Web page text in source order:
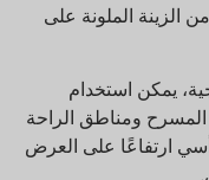
الملونة على
يمكن استخدام
ومناطق الراحة
ارتفاعًا على العرض